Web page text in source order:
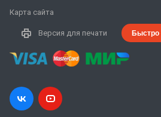
Карта сайта
Версия для печати Быстро